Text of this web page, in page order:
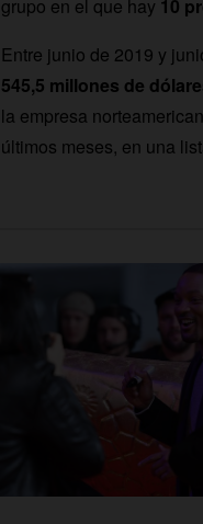
grupo en el que hay 10
Entre junio de 2019 y
545,5 millones de
la empresa
últimos meses, en una